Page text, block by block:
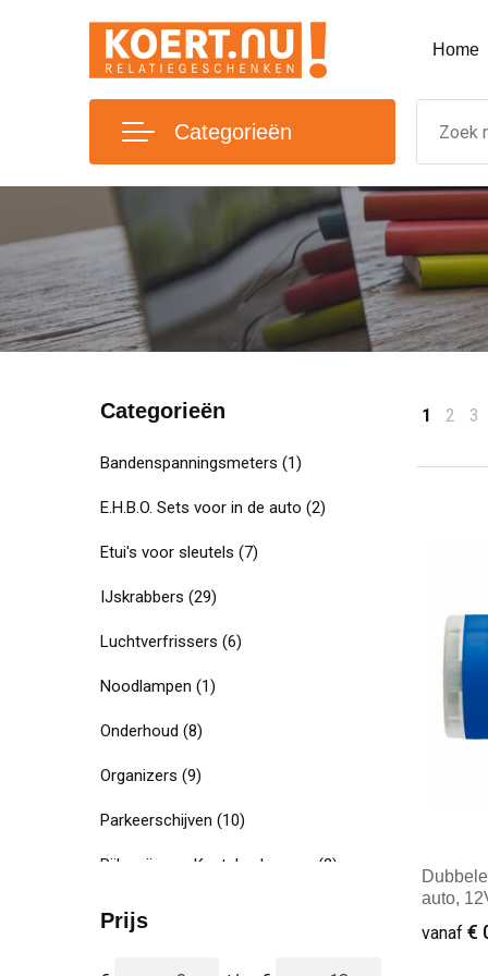
Home
Categorieën
Categorieën
Bandenspanningsmeters (1)
E.H.B.O. Sets voor in de auto (2)
Etui's voor sleutels (7)
IJskrabbers (29)
Luchtverfrissers (6)
Noodlampen (1)
Onderhoud (8)
Organizers (9)
Parkeerschijven (10)
Rijbewijs- en Kentekenhoezen (2)
Prijs
1 2 3
auto,
vanaf €